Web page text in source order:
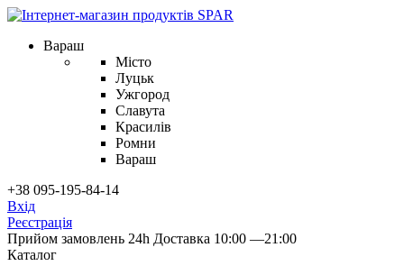
Вараш
Місто
Луцьк
Ужгород
Славута
Красилів
Ромни
Вараш
+38 095-195-84-14
Вхід
Реєстрація
Прийом замовлень 24h Доставка 10:00 —21:00
Каталог